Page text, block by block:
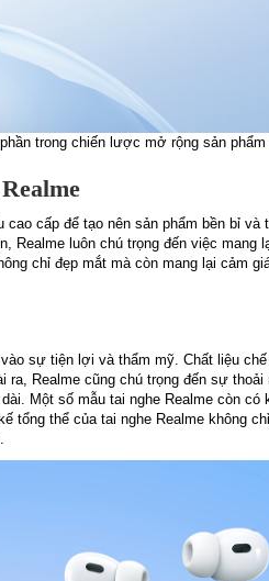
trong chiến lược mở rộng sản phẩm
cấp để tạo nên sản phẩm bền bỉ
Realme luôn chú trọng đến việc mang
chỉ đẹp mắt mà còn mang lại cảm
sự tiện lợi và thẩm mỹ. Chất liệu
Realme cũng chú trọng đến sự
Một số mẫu tai nghe Realme còn có
thể của tai nghe Realme không